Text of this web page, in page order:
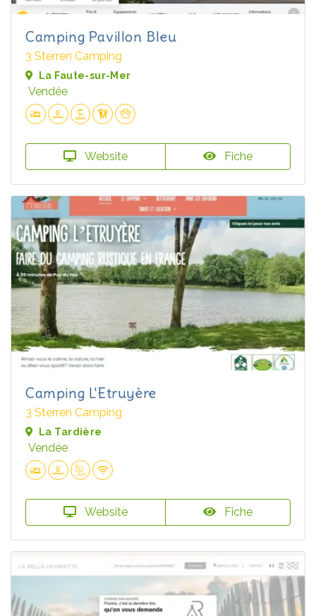
Camping Pavillon Bleu
3 Sterren Camping
La Faute-sur-Mer
Vendée
Website Fiche
Camping L'Etruyère
3 Sterren Camping
La Tardière
Vendée
Website Fiche